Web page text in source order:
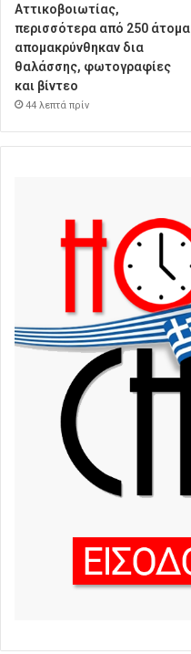
Αττικοβοιωτίας,
περισσότερα από 250 άτομα
απομακρύνθηκαν δια
θαλάσσης, φωτογραφίες
και βίντεο
44 λεπτά πρίν